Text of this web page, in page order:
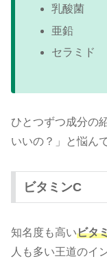
乳酸菌
亜鉛
セラミド
ひとつずつ成分の
いいの？」と悩ん
ビタミンC
知名度も高いビタ
人も多い王道のイ